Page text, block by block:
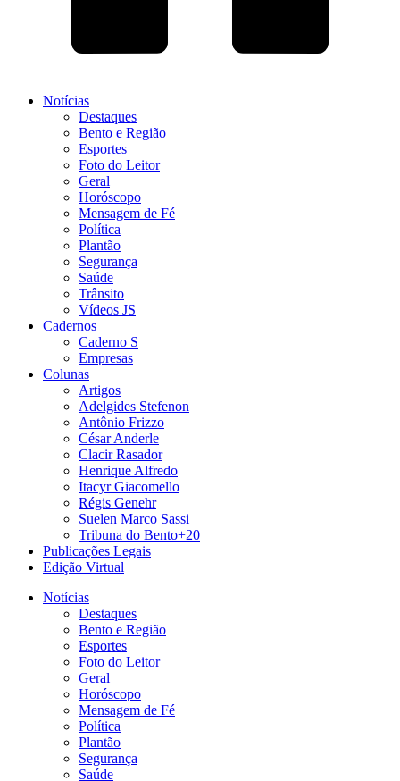
Notícias
Destaques
Bento e Região
Esportes
Foto do Leitor
Geral
Horóscopo
Mensagem de Fé
Política
Plantão
Segurança
Saúde
Trânsito
Vídeos JS
Cadernos
Caderno S
Empresas
Colunas
Artigos
Adelgides Stefenon
Antônio Frizzo
César Anderle
Clacir Rasador
Henrique Alfredo
Itacyr Giacomello
Régis Genehr
Suelen Marco Sassi
Tribuna do Bento+20
Publicações Legais
Edição Virtual
Notícias
Destaques
Bento e Região
Esportes
Foto do Leitor
Geral
Horóscopo
Mensagem de Fé
Política
Plantão
Segurança
Saúde